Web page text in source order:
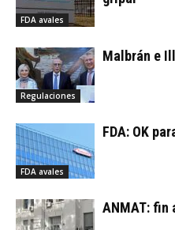
FDA avales
Regulaciones
Malbrán e
FDA avales
FDA: OK
ANMAT: fin